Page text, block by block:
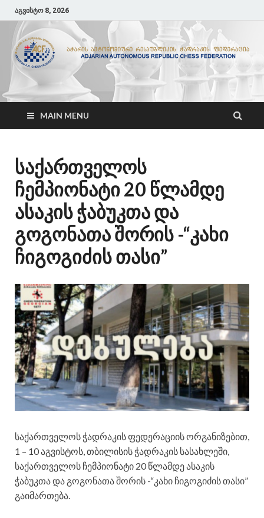
აგვისტო 8, 2026
ACF
აჭარის ჭადრაკის ფედერაცია
MAIN MENU
საქართველოს
ჩემპიონატი 20 წლამდე
ასაკის ჭაბუკთა და
გოგონათა შორის -“კახი
ჩიგოგიძის თასი”
საქართველოს ჭადრაკის ფედერაციის ორგანიზებით,
1 – 10 აგვისტოს, თბილისის ჭადრაკის სასახლეში,
საქართველოს ჩემპიონატი 20 წლამდე ასაკის
ჭაბუკთა და გოგონათა შორის -“კახი ჩიგოგიძის თასი”
გაიმართება.